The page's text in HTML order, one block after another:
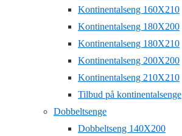
Kontinentalseng 160X210
Kontinentalseng 180X200
Kontinentalseng 180X210
Kontinentalseng 200X200
Kontinentalseng 210X210
Tilbud på kontinentalsenge
Dobbeltsenge
Dobbeltseng 140X200